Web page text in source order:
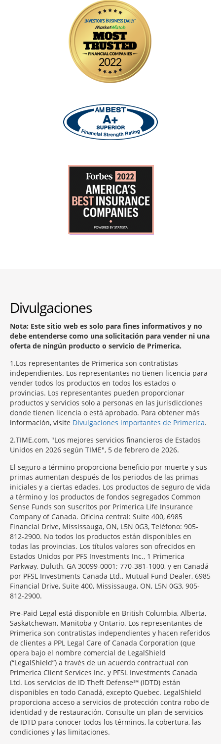
Divulgaciones
Nota: Este sitio web es solo para fines informativos y no
debe entenderse como una solicitación para vender ni una
oferta de ningún producto o servicio de Primerica.
1 Los representantes de Primerica son contratistas
independientes. Los representantes no tienen licencia para
vender todos los productos en todos los estados o
provincias. Los representantes pueden proporcionar
productos y servicios solo a personas en las jurisdicciones
donde tienen licencia o está aprobado. Para obtener más
información, visite Divulgaciones importantes de Primerica.
2 TIME.com, "Los mejores servicios financieros de Estados
Unidos en 2026 según TIME", 5 de febrero de 2026.
El seguro a término proporciona beneficio por muerte y sus
primas aumentan después de los periodos de las primas
iniciales y a ciertas edades. Los productos de seguro de vida
a término y los productos de fondos segregados Common
Sense Funds son suscritos por Primerica Life Insurance
Company of Canada. Oficina central: Suite 400, 6985
Financial Drive, Mississauga, ON, L5N 0G3, Teléfono: 905-
812-2900. No todos los productos están disponibles en
todas las provincias. Los títulos valores son ofrecidos en
Estados Unidos por PFS Investments Inc., 1 Primerica
Parkway, Duluth, GA 30099-0001; 770-381-1000, y en Canadá
por PFSL Investments Canada Ltd., Mutual Fund Dealer, 6985
Financial Drive, Suite 400, Mississauga, ON, L5N 0G3, 905-
812-2900.
Pre-Paid Legal está disponible en British Columbia, Alberta,
Saskatchewan, Manitoba y Ontario. Los representantes de
Primerica son contratistas independientes y hacen referidos
de clientes a PPL Legal Care of Canada Corporation (que
opera bajo el nombre comercial de LegalShield
(“LegalShield”) a través de un acuerdo contractual con
Primerica Client Services Inc. y PFSL Investments Canada
Ltd. Los servicios de ID Theft Defense℠ (IDTD) están
disponibles en todo Canadá, excepto Quebec. LegalShield
proporciona acceso a servicios de protección contra robo de
identidad y de restauración. Consulte un plan de servicios
de IDTD para conocer todos los términos, la cobertura, las
condiciones y las limitaciones.